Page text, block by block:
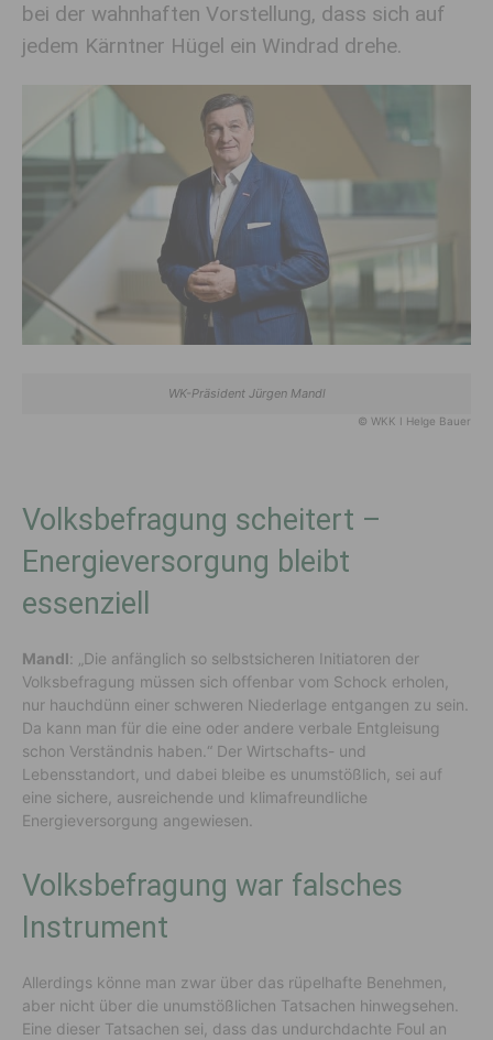
bei der wahnhaften Vorstellung, dass sich auf
jedem Kärntner Hügel ein Windrad drehe.
WK-Präsident Jürgen Mandl
© WKK I Helge Bauer
Volksbefragung scheitert –
Energieversorgung bleibt
essenziell
Mandl: „Die anfänglich so selbstsicheren Initiatoren der
Volksbefragung müssen sich offenbar vom Schock erholen,
nur hauchdünn einer schweren Niederlage entgangen zu sein.
Da kann man für die eine oder andere verbale Entgleisung
schon Verständnis haben.“ Der Wirtschafts- und
Lebensstandort, und dabei bleibe es unumstößlich, sei auf
eine sichere, ausreichende und klimafreundliche
Energieversorgung angewiesen.
Volksbefragung war falsches
Instrument
Allerdings könne man zwar über das rüpelhafte Benehmen,
aber nicht über die unumstößlichen Tatsachen hinwegsehen.
Eine dieser Tatsachen sei, dass das undurchdachte Foul an